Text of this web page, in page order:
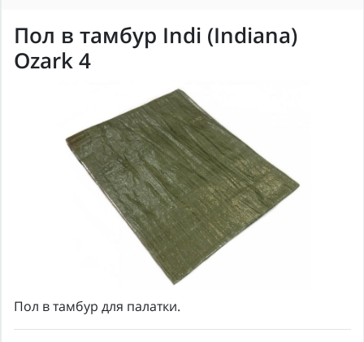
Пол в тамбур Indi (Indiana)
Ozark 4
Пол в тамбур для палатки.